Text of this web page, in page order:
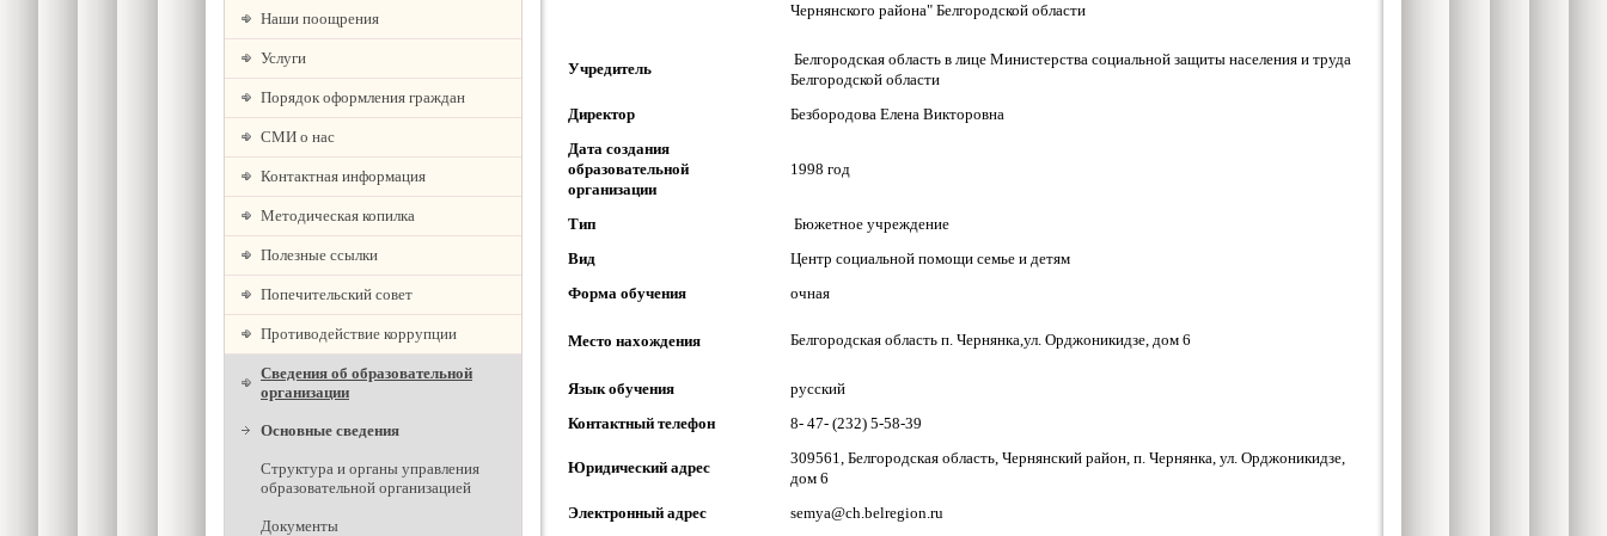
Наши поощрения
Услуги
Порядок оформления граждан
СМИ о нас
Контактная информация
Методическая копилка
Полезные ссылки
Попечительский совет
Противодействие коррупции
Сведения об образовательной
организации
Основные сведения
Структура и органы управления
образовательной организацией
Документы
Чернянского района" Белгородской области
Учредитель
Белгородская область в лице Министерства социальной защиты населения и труда
Белгородской области
Директор
Безбородова Елена Викторовна
Дата создания
образовательной
организации
1998 год
Тип
Бюжетное учреждение
Вид
Центр социальной помощи семье и детям
Форма обучения
очная
Место нахождения Белгородская область п. Чернянка,ул. Орджоникидзе, дом 6
Язык обучения
русский
Контактный телефон
8- 47- (232) 5-58-39
Юридический адрес
309561, Белгородская область, Чернянский район, п. Чернянка, ул. Орджоникидзе,
дом 6
Электронный адрес
semya@ch.belregion.ru